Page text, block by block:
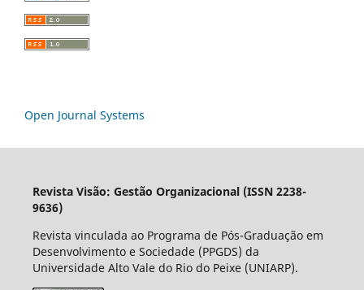
Open Journal Systems
Revista Visão: Gestão Organizacional (ISSN 2238-
9636)
Revista vinculada ao Programa de Pós-Graduação em
Desenvolvimento e Sociedade (PPGDS) da
Universidade Alto Vale do Rio do Peixe (UNIARP).